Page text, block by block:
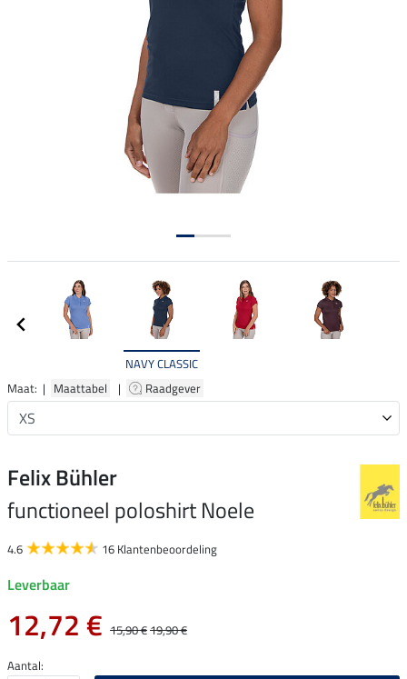
NAVY CLASSIC
Maat: | Maattabel | Raadgever
Felix Bühler
functioneel poloshirt Noele
4.6 16 Klantenbeoordeling
Leverbaar
12,72 € 15,90 €19,90 €
Aantal: